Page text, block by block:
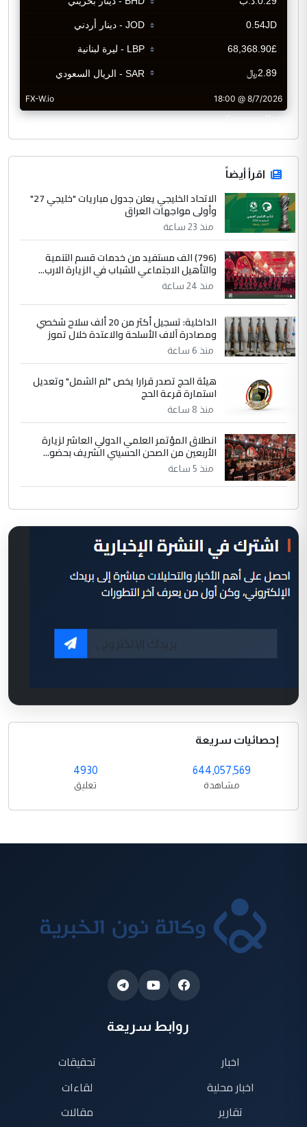
CurrencyRate
اقرأ أيضاً
الاتحاد الخليجي يعلن جدول مباريات "خليجي 27"
وأولى مواجهات العراق
منذ 23 ساعة
(796) الف مستفيد من خدمات قسم التنمية
والتأهيل الاجتماعي للشباب في الزيارة الارب...
منذ 24 ساعة
الداخلية: تسجيل أكثر من 20 ألف سلاح شخصي
ومصادرة آلاف الأسلحة والاعتدة خلال تموز
منذ 6 ساعة
هيئة الحج تصدر قرارا يخص "لم الشمل" وتعديل
استمارة قرعة الحج
منذ 8 ساعة
انطلاق المؤتمر العلمي الدولي العاشر لزيارة
الأربعين من الصحن الحسيني الشريف بحضو...
منذ 5 ساعة
إحصائيات سريعة
644,057,569
مشاهدة
4930
تعليق
روابط سريعة
اخبار
اخبار محلية
تقارير
تحقيقات
لقاءات
مقالات